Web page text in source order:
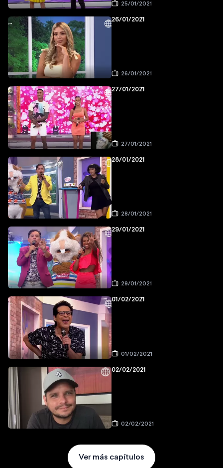
25/01/2021
26/01/2021
26/01/2021
27/01/2021
27/01/2021
28/01/2021
28/01/2021
29/01/2021
29/01/2021
01/02/2021
01/02/2021
02/02/2021
02/02/2021
Ver más capítulos